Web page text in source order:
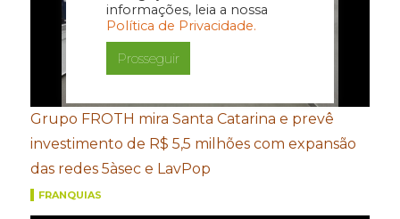
informações, leia a nossa
Política de Privacidade.
Prosseguir
Grupo FROTH mira Santa Catarina e prevê
investimento de R$ 5,5 milhões com expansão
das redes 5àsec e LavPop
FRANQUIAS